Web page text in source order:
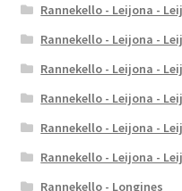
Rannekello - Leijona -
Rannekello - Leijona -
Rannekello - Leijona -
Rannekello - Leijona -
Rannekello - Leijona -
Rannekello - Leijona -
Rannekello - Longines